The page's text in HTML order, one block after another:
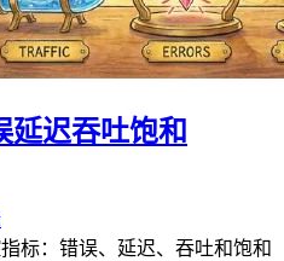
延迟吞吐饱和
标：错误、延迟、吞吐和饱和